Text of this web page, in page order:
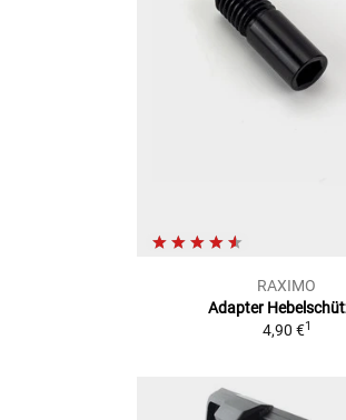
RAXIMO
Adapter
4,90 €1